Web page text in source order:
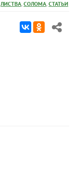
ЛИСТВА, СОЛОМА, СТАТЬИ